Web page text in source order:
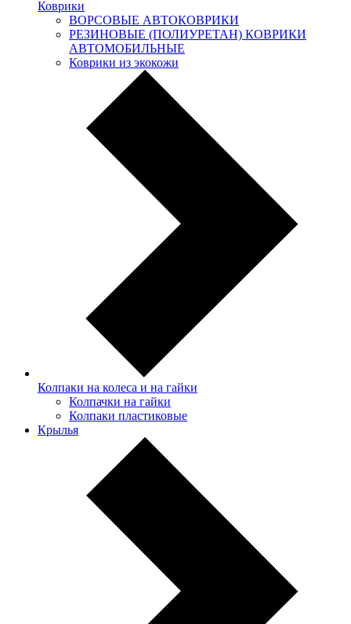
Коврики
ВОРСОВЫЕ АВТОКОВРИКИ
РЕЗИНОВЫЕ (ПОЛИУРЕТАН) КОВРИКИ
АВТОМОБИЛЬНЫЕ
Коврики из экокожи
Колпаки на колеса и на гайки
Колпачки на гайки
Колпаки пластиковые
Крылья